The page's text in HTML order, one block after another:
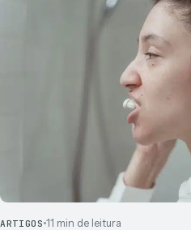
ARTIGOS 11 min de leitura